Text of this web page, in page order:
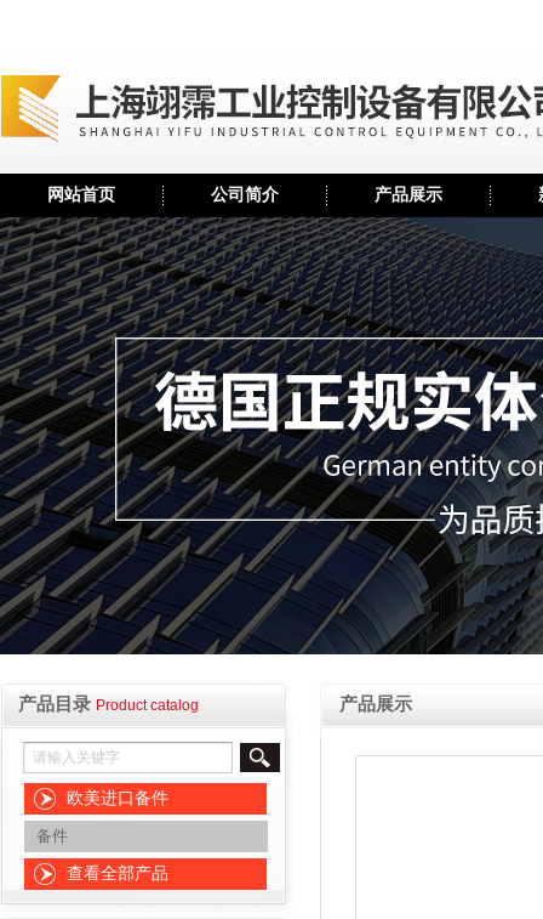
网站首页 公司简介 产品展示
产品目录 Product catalog
欧美进口备件
备件
查看全部产品
产品展示